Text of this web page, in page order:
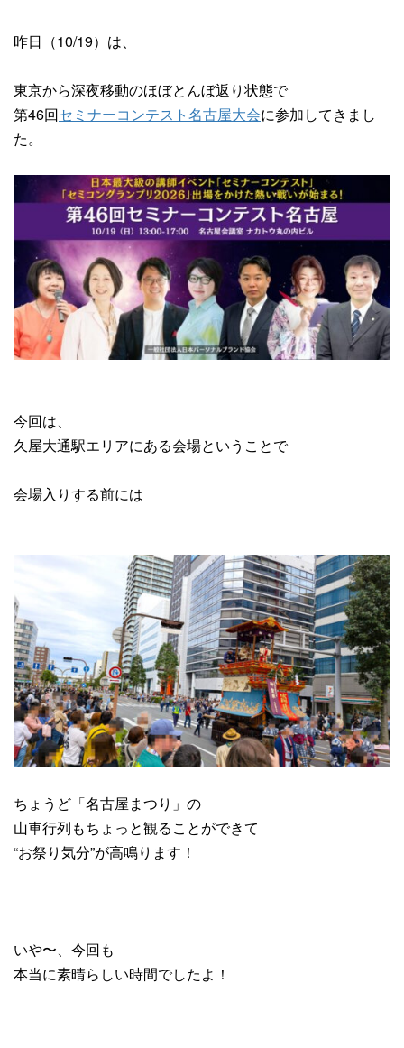
昨日（10/19）は、
東京から深夜移動のほぼとんぼ返り状態で
第46回セミナーコンテスト名古屋大会に参加してきまし
た。
今回は、
久屋大通駅エリアにある会場ということで
会場入りする前には
ちょうど「名古屋まつり」の
山車行列もちょっと観ることができて
“お祭り気分”が高鳴ります！
いや〜、今回も
本当に素晴らしい時間でしたよ！